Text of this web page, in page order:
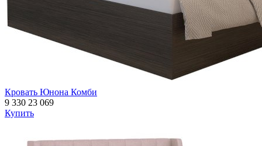
Кровать Юнона Комби
9 330 23 069
Купить